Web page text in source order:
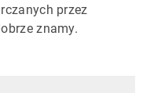
przez
znamy.